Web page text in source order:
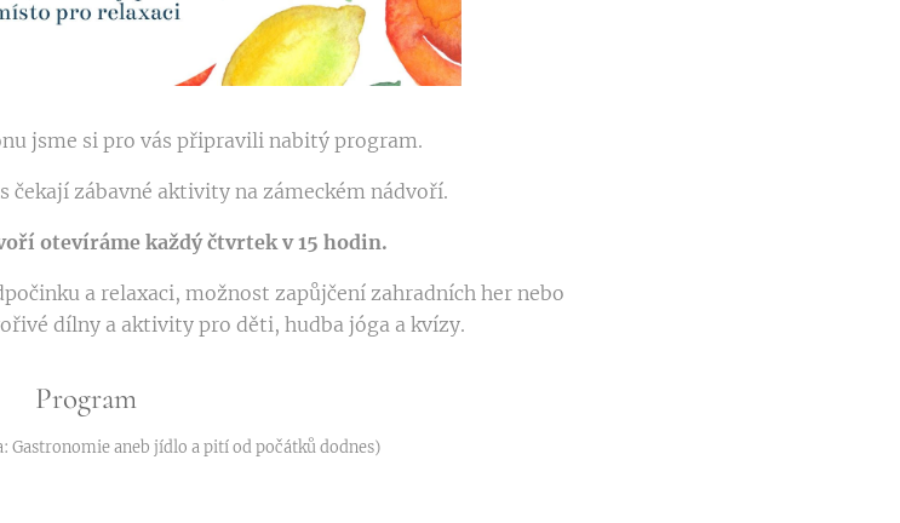
jsme si pro vás připravili nabitý program.
čekají zábavné aktivity na zámeckém nádvoří.
otevíráme každý čtvrtek v 15 hodin.
a relaxaci, možnost zapůjčení zahradních her nebo
dílny a aktivity pro děti, hudba jóga a kvízy.
Program
Gastronomie aneb jídlo a pití od počátků dodnes)